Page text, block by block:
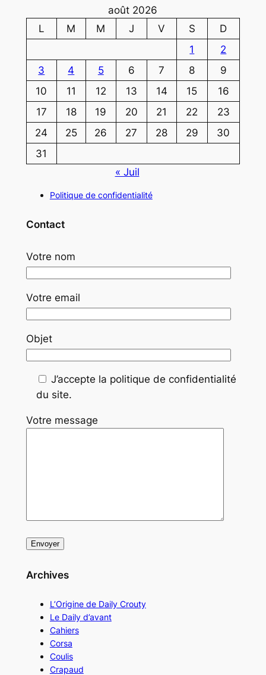
août 2026
L
M M J V S
D
1
2
3
4 5 6 7 8
9
10
11 12 13 14 15
16
17
18 19 20 21 22
23
24
25 26 27 28 29
30
31
« Juil
Politique de confidentialité
Contact
Votre nom
Votre email
Objet
J’accepte la politique de confidentialité
du site.
Votre message
Archives
L’Origine de Daily Crouty
Le Daily d’avant
Cahiers
Corsa
Coulis
Crapaud